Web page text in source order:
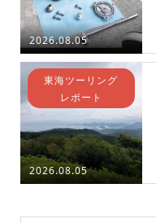
2026.08.05
2026.08.05
東海ツーリング
レポート